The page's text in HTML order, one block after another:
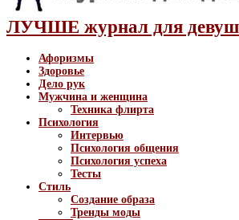
ЛУЧШЕ журнал для
Афоризмы
Здоровье
Дело рук
Мужчина и женщина
Техника флирта
Психология
Интервью
Психология общения
Психология успеха
Тесты
Стиль
Создание образа
Тренды моды